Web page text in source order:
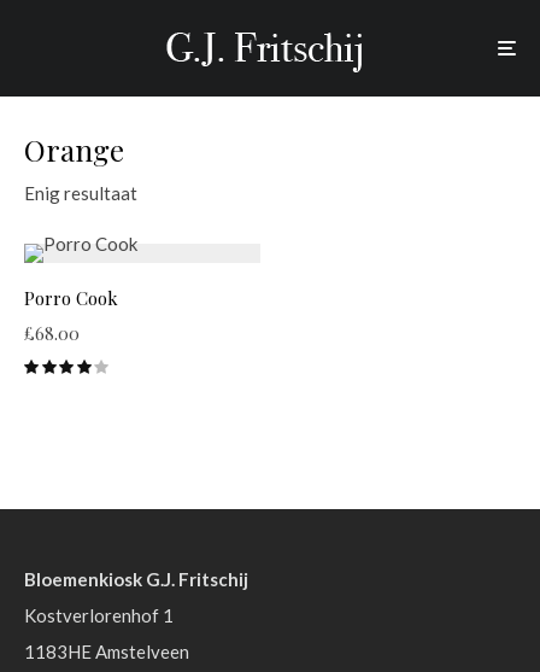
Orange
Enig resultaat
Porro Cook
£68.00
Bloemenkiosk G.J. Fritschij
Kostverlorenhof 1
1183HE Amstelveen